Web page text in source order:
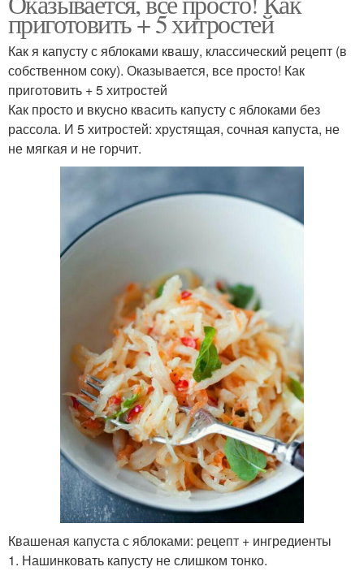
приготовить + 5 хитростей
Как я капусту с яблоками квашу, классический рецепт (в
собственном соку). Оказывается, все просто! Как
приготовить + 5 хитростей
Как просто и вкусно квасить капусту с яблоками без
рассола. И 5 хитростей: хрустящая, сочная капуста, не
не мягкая и не горчит.
Квашеная капуста с яблоками: рецепт + ингредиенты
1. Нашинковать капусту не слишком тонко.